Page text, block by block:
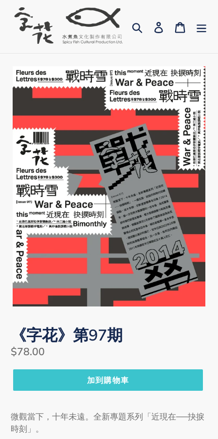
找尋 Log in Cart
《字花》第97期
Regular
price
$78.00
加到購物車
微觀當下，十年未遠。全新專題系列「近現在──抉捩
時刻」。